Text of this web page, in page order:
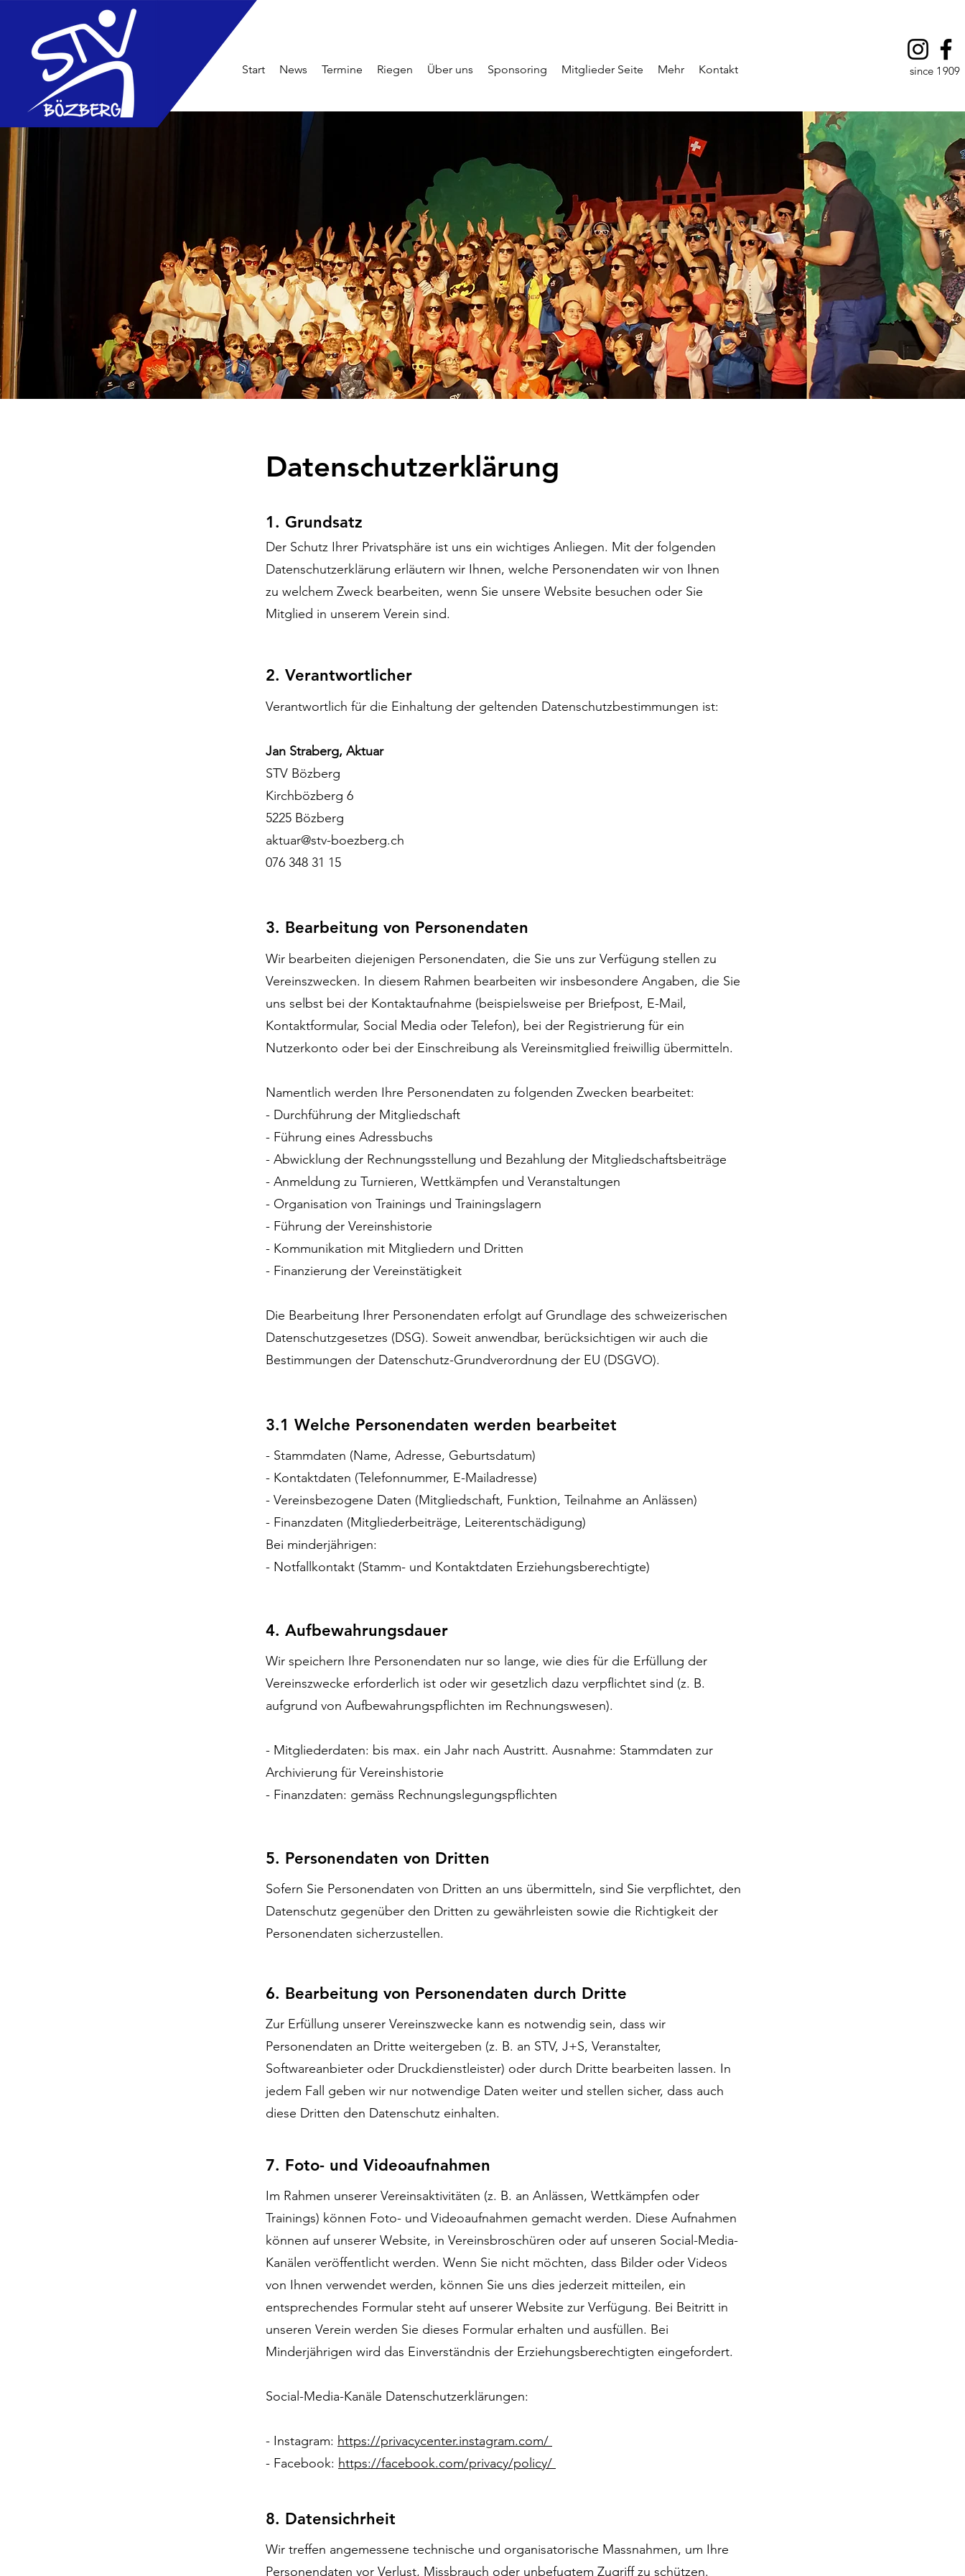
Start News Termine Riegen Über uns Sponsoring Mitglieder Seite Mehr Kontakt since 1909
Datenschutzerklärung
1. Grundsatz
Der Schutz Ihrer Privatsphäre ist uns ein wichtiges Anliegen. Mit der folgenden
Datenschutzerklärung erläutern wir Ihnen, welche Personendaten wir von Ihnen
zu welchem Zweck bearbeiten, wenn Sie unsere Website besuchen oder Sie
Mitglied in unserem Verein sind.
2. Verantwortlicher
Verantwortlich für die Einhaltung der geltenden Datenschutzbestimmungen ist:
Jan Straberg, Aktuar
STV Bözberg
Kirchbözberg 6
5225 Bözberg
aktuar@stv-boezberg.ch
076 348 31 15
3. Bearbeitung von Personendaten
Wir bearbeiten diejenigen Personendaten, die Sie uns zur Verfügung stellen zu
Vereinszwecken. In diesem Rahmen bearbeiten wir insbesondere Angaben, die Sie
uns selbst bei der Kontaktaufnahme (beispielsweise per Briefpost, E-Mail,
Kontaktformular, Social Media oder Telefon), bei der Registrierung für ein
Nutzerkonto oder bei der Einschreibung als Vereinsmitglied freiwillig übermitteln.
Namentlich werden Ihre Personendaten zu folgenden Zwecken bearbeitet:
- Durchführung der Mitgliedschaft
- Führung eines Adressbuchs
- Abwicklung der Rechnungsstellung und Bezahlung der Mitgliedschaftsbeiträge
- Anmeldung zu Turnieren, Wettkämpfen und Veranstaltungen
- Organisation von Trainings und Trainingslagern
- Führung der Vereinshistorie
- Kommunikation mit Mitgliedern und Dritten
- Finanzierung der Vereinstätigkeit
Die Bearbeitung Ihrer Personendaten erfolgt auf Grundlage des schweizerischen
Datenschutzgesetzes (DSG). Soweit anwendbar, berücksichtigen wir auch die
Bestimmungen der Datenschutz-Grundverordnung der EU (DSGVO).
3.1 Welche Personendaten werden bearbeitet
- Stammdaten (Name, Adresse, Geburtsdatum)
- Kontaktdaten (Telefonnummer, E-Mailadresse)
- Vereinsbezogene Daten (Mitgliedschaft, Funktion, Teilnahme an Anlässen)
- Finanzdaten (Mitgliederbeiträge, Leiterentschädigung)
Bei minderjährigen:
- Notfallkontakt (Stamm- und Kontaktdaten Erziehungsberechtigte)
4. Aufbewahrungsdauer
Wir speichern Ihre Personendaten nur so lange, wie dies für die Erfüllung der
Vereinszwecke erforderlich ist oder wir gesetzlich dazu verpflichtet sind (z. B.
aufgrund von Aufbewahrungspflichten im Rechnungswesen).
- Mitgliederdaten: bis max. ein Jahr nach Austritt. Ausnahme: Stammdaten zur
Archivierung für Vereinshistorie
- Finanzdaten: gemäss Rechnungslegungspflichten
5. Personendaten von Dritten
Sofern Sie Personendaten von Dritten an uns übermitteln, sind Sie verpflichtet, den
Datenschutz gegenüber den Dritten zu gewährleisten sowie die Richtigkeit der
Personendaten sicherzustellen.
6. Bearbeitung von Personendaten durch Dritte
Zur Erfüllung unserer Vereinszwecke kann es notwendig sein, dass wir
Personendaten an Dritte weitergeben (z. B. an STV, J+S, Veranstalter,
Softwareanbieter oder Druckdienstleister) oder durch Dritte bearbeiten lassen. In
jedem Fall geben wir nur notwendige Daten weiter und stellen sicher, dass auch
diese Dritten den Datenschutz einhalten.
7. Foto- und Videoaufnahmen
Im Rahmen unserer Vereinsaktivitäten (z. B. an Anlässen, Wettkämpfen oder
Trainings) können Foto- und Videoaufnahmen gemacht werden. Diese Aufnahmen
können auf unserer Website, in Vereinsbroschüren oder auf unseren Social-Media-
Kanälen veröffentlicht werden. Wenn Sie nicht möchten, dass Bilder oder Videos
von Ihnen verwendet werden, können Sie uns dies jederzeit mitteilen, ein
entsprechendes Formular steht auf unserer Website zur Verfügung. Bei Beitritt in
unseren Verein werden Sie dieses Formular erhalten und ausfüllen. Bei
Minderjährigen wird das Einverständnis der Erziehungsberechtigten eingefordert.
Social-Media-Kanäle Datenschutzerklärungen:
- Instagram: https://privacycenter.instagram.com/
- Facebook: https://facebook.com/privacy/policy/
8. Datensichrheit
Wir treffen angemessene technische und organisatorische Massnahmen, um Ihre
Personendaten vor Verlust, Missbrauch oder unbefugtem Zugriff zu schützen.